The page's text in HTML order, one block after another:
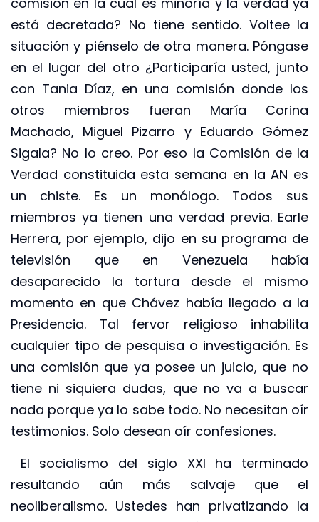
está decretada? No tiene sentido. Voltee la
situación y piénselo de otra manera. Póngase
en el lugar del otro ¿Participaría usted, junto
con Tania Díaz, en una comisión donde los
otros miembros fueran María Corina
Machado, Miguel Pizarro y Eduardo Gómez
Sigala? No lo creo. Por eso la Comisión de la
Verdad constituida esta semana en la AN es
un chiste. Es un monólogo. Todos sus
miembros ya tienen una verdad previa. Earle
Herrera, por ejemplo, dijo en su programa de
televisión que en Venezuela había
desaparecido la tortura desde el mismo
momento en que Chávez había llegado a la
Presidencia. Tal fervor religioso inhabilita
cualquier tipo de pesquisa o investigación. Es
una comisión que ya posee un juicio, que no
tiene ni siquiera dudas, que no va a buscar
nada porque ya lo sabe todo. No necesitan oír
testimonios. Solo desean oír confesiones.
El socialismo del siglo XXI ha terminado
resultando aún más salvaje que el
neoliberalismo. Ustedes han privatizando la